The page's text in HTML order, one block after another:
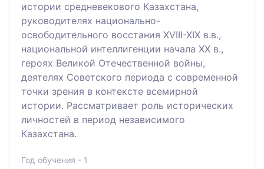
истории средневекового Казахстана,
руководителях национально-
освободительного восстания ХVІІІ-ХІХ в.в.,
национальной интеллигенции начала ХХ в.,
героях Великой Отечественной войны,
деятелях Советского периода с современной
точки зрения в контексте всемирной
истории. Рассматривает роль исторических
личностей в период независимого
Казахстана.
Год обучения - 1